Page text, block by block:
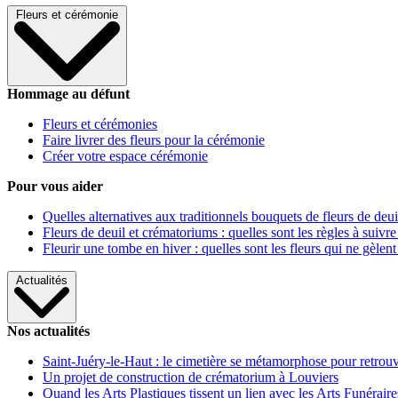
Fleurs et cérémonie
Hommage au défunt
Fleurs et cérémonies
Faire livrer des fleurs pour la cérémonie
Créer votre espace cérémonie
Pour vous aider
Quelles alternatives aux traditionnels bouquets de fleurs de
Fleurs de deuil et crématoriums : quelles sont les règles à
Fleurir une tombe en hiver : quelles sont les fleurs qui ne gèlent
Actualités
Nos actualités
Saint-Juéry-le-Haut : le cimetière se métamorphose pour
Un projet de construction de crématorium à Louviers
Quand les Arts Plastiques tissent un lien avec les Arts